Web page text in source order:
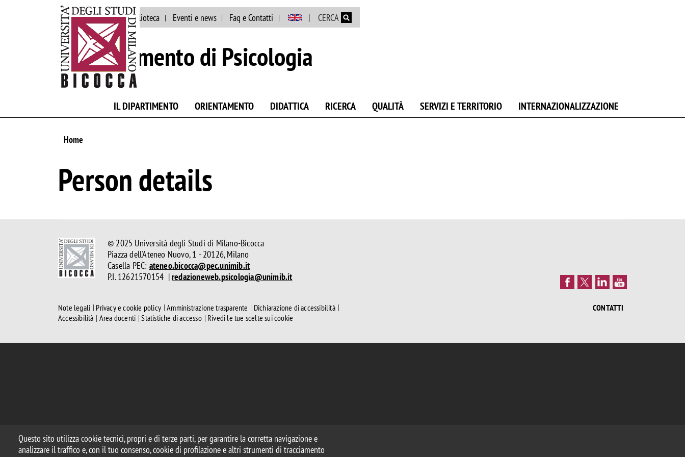
Salta al contenuto principale
Questo sito utilizza cookie tecnici, propri e di terze parti, per garantire la corretta navigazione e
analizzare il traffico e, con il tuo consenso, cookie di profilazione e altri strumenti di tracciamento
Ateneo Staff Biblioteca Eventi e news Faq e Contatti CERCA
Dipartimento di Psicologia
IL DIPARTIMENTO ORIENTAMENTO DIDATTICA RICERCA QUALITÀ SERVIZI E TERRITORIO INTERNAZIONALIZZAZIONE
Home
Person details
© 2025 Università degli Studi di Milano-Bicocca
Piazza dell'Ateneo Nuovo, 1 - 20126, Milano
Casella PEC: ateneo.bicocca@pec.unimib.it
P.I. 12621570154 |redazioneweb.psicologia@unimib.it
Note legali Privacy e cookie policy Amministrazione trasparente
Dichiarazione di accessibilità
Accessibilità Area docenti Statistiche di accesso Rivedi le tue scelte sui cookie
CONTATTI